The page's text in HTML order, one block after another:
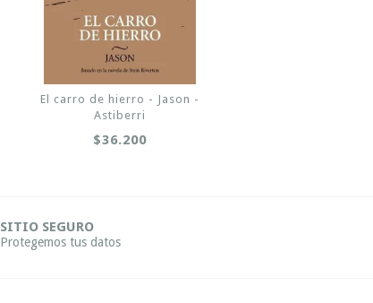
El carro de hierro - Jason -
Astiberri
$36.200
SITIO SEGURO
Protegemos tus datos